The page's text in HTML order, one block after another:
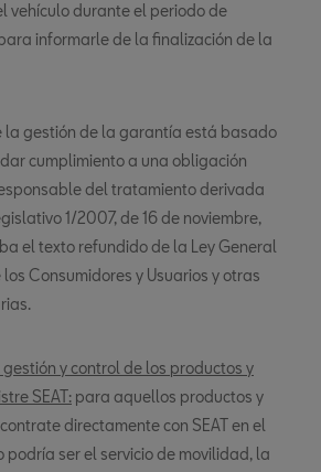
vehículo durante el periodo de
informarle de la finalización de la
la gestión de la garantía está basado
cumplimiento a una obligación
del tratamiento derivada
1/2007, de 16 de noviembre,
el texto refundido de la Ley General
Consumidores y Usuarios y otras
y control de los productos y
SEAT: para aquellos productos y
directamente con SEAT en el
podría ser el servicio de movilidad, la